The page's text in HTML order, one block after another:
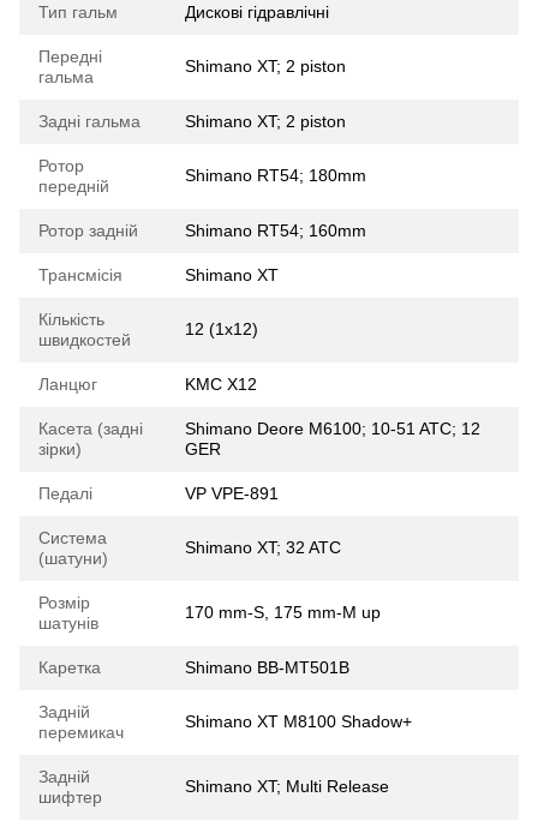
Тип гальм Дискові гідравлічні
Передні
гальма
Shimano XT; 2 piston
Задні гальма Shimano XT; 2 piston
Ротор
передній
Shimano RT54; 180mm
Ротор задній Shimano RT54; 160mm
Трансмісія Shimano XT
Кількість
швидкостей
12 (1x12)
Ланцюг KMC X12
Касета (задні
зірки)
Shimano Deore M6100; 10-51 ATC; 12
GER
Педалі VP VPE-891
Система
(шатуни)
Shimano XT; 32 ATC
Розмір
шатунів
170 mm-S, 175 mm-M up
Каретка Shimano BB-MT501B
Задній
перемикач
Shimano XT M8100 Shadow+
Задній
шифтер
Shimano XT; Multi Release